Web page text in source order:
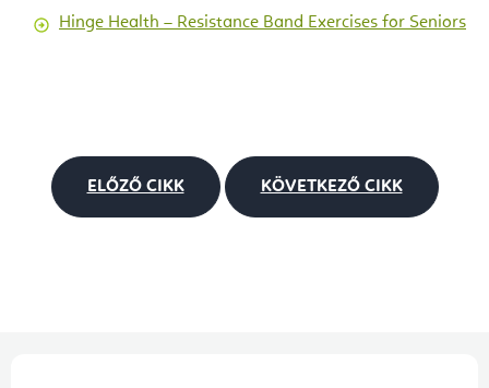
Hinge Health – Resistance Band Exercises for Seniors
ELŐZŐ CIKK KÖVETKEZŐ CIKK